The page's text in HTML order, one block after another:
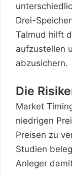
Drei-
Talmud hilft
aufzustellen
abzusichern.
Die
Market
niedrigen
Preisen zu
Studien
Anleger